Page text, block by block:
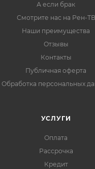
А если брак
Смотрите нас на Рен-ТВ
Наши преимущества
Отзывы
Контакты
Публичная оферта
Обработка персональных
УСЛУГИ
Оплата
Рассрочка
Кредит